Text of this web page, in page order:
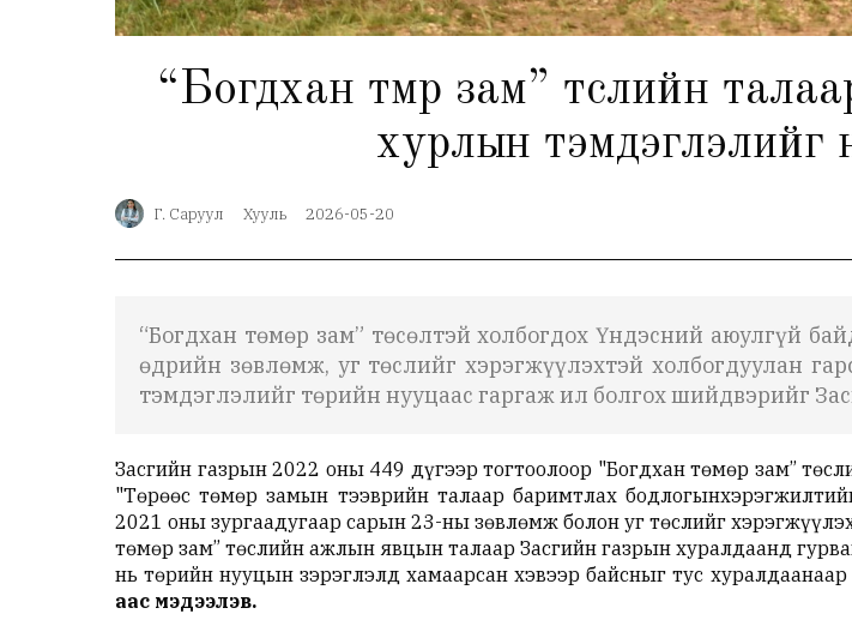
“Богдхан төмөр зам” төслийн
хурлын тэмдэглэлийг
Г. Саруул Хууль 2026-05-20
“Богдхан төмөр зам” төсөлтэй холбогдох Үндэсний аюулгүй
өдрийн зөвлөмж, уг төслийг хэрэгжүүлэхтэй холбогдуулан
тэмдэглэлийг төрийн нууцаас гаргаж ил болгох шийдвэрийг
Засгийн газрын 2022 оны 449 дүгээр тогтоолоор "Богдхан төмөр зам”
"Төрөөс төмөр замын тээврийн талаар баримтлах
2021 оны зургаадугаар сарын 23-ны зөвлөмж болон уг төслийг
төмөр зам” төслийн ажлын явцын талаар Засгийн газрын хуралдаанд
нь төрийн нууцын зэрэглэлд хамаарсан хэвээр байсныг тус
аас мэдээлэв.